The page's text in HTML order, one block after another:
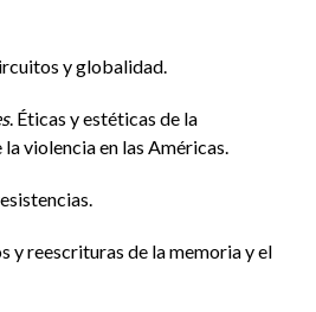
y globalidad.
. Éticas y estéticas de la
violencia en las Américas.
y reescrituras de la memoria y el